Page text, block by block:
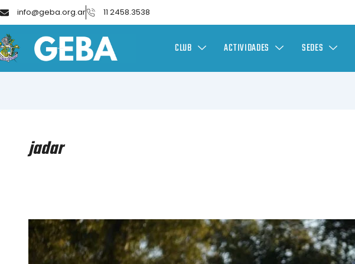
info@geba.org.ar 11 2458.3538
CLUB ACTIVIDADES SEDES
jadar
JUEGOS
ARGENTINOS
DE